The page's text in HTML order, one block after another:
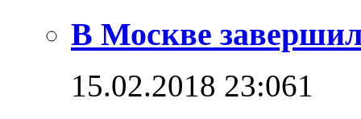
В Москве
15.02.2018 23:061